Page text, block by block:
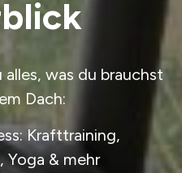
was du brauchst
Dach:
Krafttraining,
Yoga & mehr